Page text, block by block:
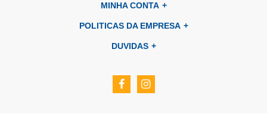
MINHA CONTA
POLITICAS DA EMPRESA
DUVIDAS